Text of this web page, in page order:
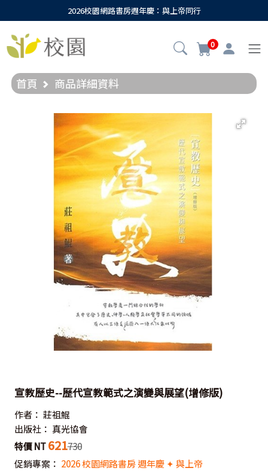
2026校園網路書房週年慶：與上帝同行
0
首頁 商品詳細資料
宣教歷史--歷代宣教範式之演變與展望(增修版)
作者： 莊祖鯤
出版社： 真光協會
特價 NT 621730
促銷專案： 2026 校園網路書房 週年慶 ✦ 與上帝